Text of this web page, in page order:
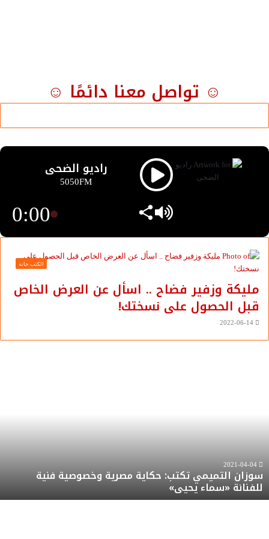
☺ تواصل معنا دائمًا ☺
راديو الضحى
5050FM
0:00
الكتب خانة
مليكة وزفير فضاح .. اسأل عن العرض الخاص
قبل الحصول على نسختك!
2022-06-14
للفنانة
«سماء
يحيى»
2021-04-04
سوزان التميمي تكتب: حكاية مصرية وخصوصية فنية
للفنانة «سماء يحيى»